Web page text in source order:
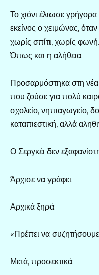
Το χιόνι έλιωσε
εκείνος ο χειμώνας,
χωρίς σπίτι, χωρίς
Όπως και η αλήθεια.
Προσαρμόστηκα στη
που ζούσε για πολύ
σχολείο, νηπιαγωγείο,
καταπιεστική, αλλά
Ο Σεργκέι δεν
Άρχισε να γράφει.
Αρχικά ξηρά:
«Πρέπει να
Μετά, προσεκτικά: